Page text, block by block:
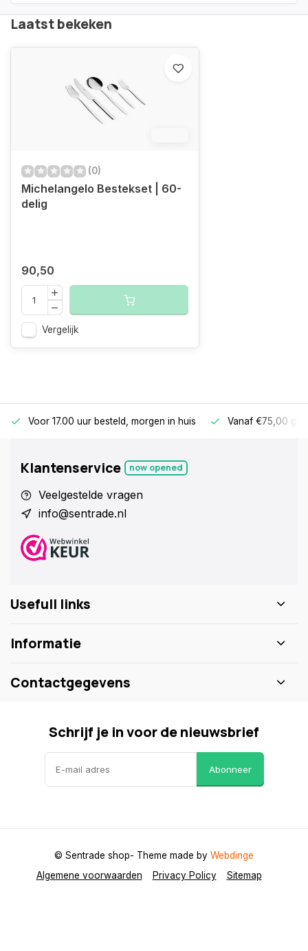
Laatst bekeken
(0)
Michelangelo Bestekset | 60-
delig
90,50
Vergelijk
Voor 17.00 uur besteld, morgen in huis Vanaf €75,00
Klantenservice now opened
Veelgestelde vragen
info@sentrade.nl
Usefull links
Informatie
Contactgegevens
Schrijf je in voor de nieuwsbrief
Abonneer
Algemene voorwaarden Privacy Policy Sitemap
© Sentrade shop- Theme made by Webdinge